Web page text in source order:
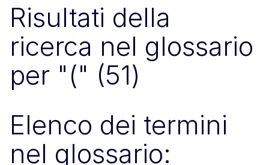
Risultati della
ricerca nel glossario
per "(" (51)
Elenco dei termini
nel glossario: